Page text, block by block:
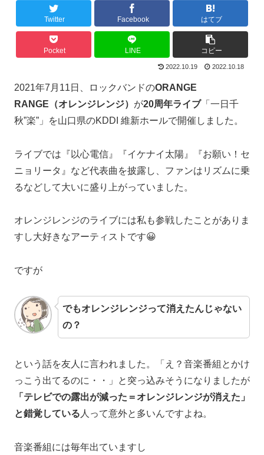
Twitter Facebook はてブ
Pocket LINE コピー
2022.10.19 2022.10.18
2021年7月11日、ロックバンドのORANGE
RANGE（オレンジレンジ） が20周年ライブ「一日千
秋”楽”」を山口県のKDDI 維新ホールで開催しました。
ライブでは『以心電信』『イケナイ太陽』『お願い！セ
ニョリータ』など代表曲を披露し、ファンはリズムに乗
るなどして大いに盛り上がっていました。
オレンジレンジのライブには私も参戦したことがありま
すし大好きなアーティストです😀
ですが
でもオレンジレンジって消えたんじゃない
の？
という話を友人に言われました。「え？音楽番組とかけ
っこう出てるのに・・」と突っ込みそうになりましたが
「テレビでの露出が減った＝オレンジレンジが消えた」
と錯覚している 人って意外と多いんですよね。
音楽番組には毎年出ていますし